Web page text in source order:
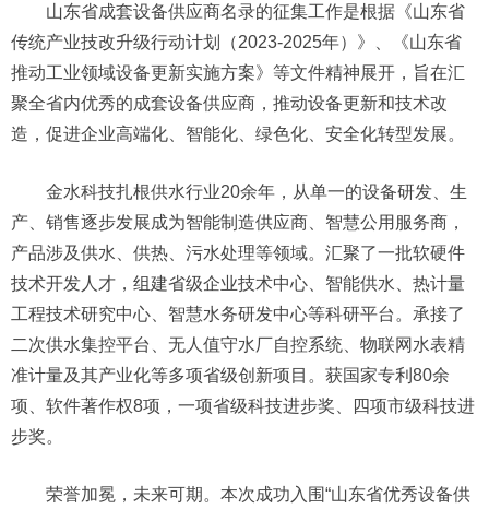
山东省成套设备供应商名录的征集工作是根据《山东省
传统产业技改升级行动计划（2023-2025年）》、《山东省
推动工业领域设备更新实施方案》等文件精神展开，旨在汇
聚全省内优秀的成套设备供应商，推动设备更新和技术改
造，促进企业高端化、智能化、绿色化、安全化转型发展。
金水科技扎根供水行业20余年，从单一的设备研发、生
产、销售逐步发展成为智能制造供应商、智慧公用服务商，
产品涉及供水、供热、污水处理等领域。汇聚了一批软硬件
技术开发人才，组建省级企业技术中心、智能供水、热计量
工程技术研究中心、智慧水务研发中心等科研平台。承接了
二次供水集控平台、无人值守水厂自控系统、物联网水表精
准计量及其产业化等多项省级创新项目。获国家专利80余
项、软件著作权8项，一项省级科技进步奖、四项市级科技进
步奖。
荣誉加冕，未来可期。本次成功入围“山东省优秀设备供